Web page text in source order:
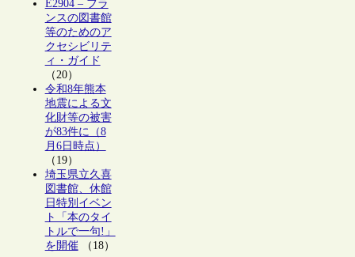
E2904 – フラ
ンスの図書館
等のためのア
クセシビリテ
ィ・ガイド
（20）
令和8年熊本
地震による文
化財等の被害
が83件に（8
月6日時点）
（19）
埼玉県立久喜
図書館、休館
日特別イベン
ト「本のタイ
トルで一句!」
を開催（18）